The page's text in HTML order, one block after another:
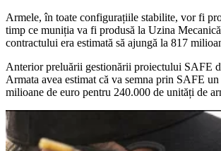
Armele, în toate configurațiile stabilite, vor fi
timp ce muniția va fi produsă la Uzina
contractului era estimată să ajungă la 817
Anterior preluării gestionării proiectului SAFE
Armata avea estimat că va semna prin SAFE
milioane de euro pentru 240.000 de unități de